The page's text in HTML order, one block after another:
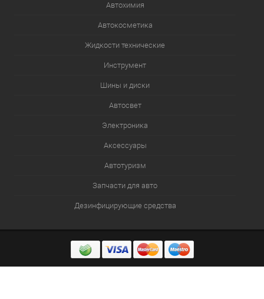
Автохимия
Автокосметика
Жидкости технические
Инструмент
Шины и диски
Автосвет
Электроника
Аксессуары
Автотуризм
Запчасти для авто
Дезинфицирующие средства